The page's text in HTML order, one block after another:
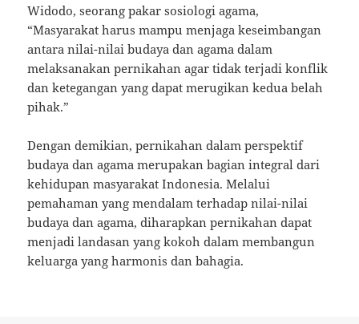
Widodo, seorang pakar sosiologi agama,
“Masyarakat harus mampu menjaga keseimbangan
antara nilai-nilai budaya dan agama dalam
melaksanakan pernikahan agar tidak terjadi konflik
dan ketegangan yang dapat merugikan kedua belah
pihak.”
Dengan demikian, pernikahan dalam perspektif
budaya dan agama merupakan bagian integral dari
kehidupan masyarakat Indonesia. Melalui
pemahaman yang mendalam terhadap nilai-nilai
budaya dan agama, diharapkan pernikahan dapat
menjadi landasan yang kokoh dalam membangun
keluarga yang harmonis dan bahagia.